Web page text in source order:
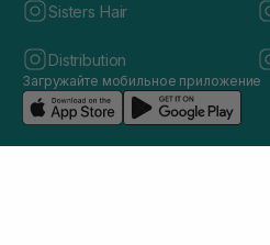
Sisters Hair
Distribution
Загружайте мобильное приложение